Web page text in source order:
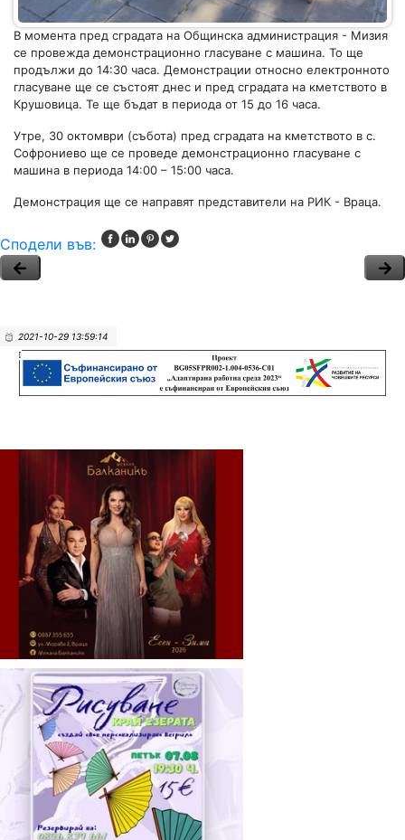
В момента пред сградата на Общинска администрация - Мизия
се провежда демонстрационно гласуване с машина. То ще
продължи до 14:30 часа. Демонстрации относно електронното
гласуване ще се състоят днес и пред сградата на кметството в
Крушовица. Те ще бъдат в периода от 15 до 16 часа.
Утре, 30 октомври (събота) пред сградата на кметството в с.
Софрониево ще се проведе демонстрационно гласуване с
машина в периода 14:00 – 15:00 часа.
Демонстрация ще се направят представители на РИК - Враца.
Сподели във:
2021-10-29 13:59:14